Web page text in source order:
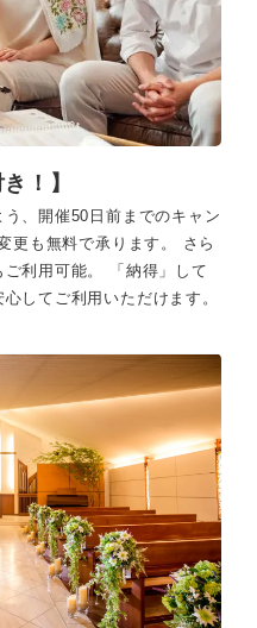
！】
、開催50日前までのキャン
更も無料で承ります。 さら
利用可能。 「納得」して
してご利用いただけます。